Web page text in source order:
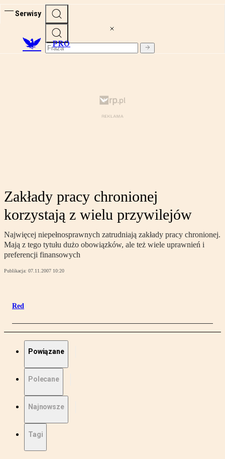
Serwisy
PRO
Zakłady pracy chronionej
korzystają z wielu przywilejów
Najwięcej niepełnosprawnych zatrudniają zakłady pracy chronionej.
Mają z tego tytułu dużo obowiązków, ale też wiele uprawnień i
preferencji finansowych
Publikacja: 07.11.2007 10:20
Red
Powiązane
Polecane
Najnowsze
Tagi